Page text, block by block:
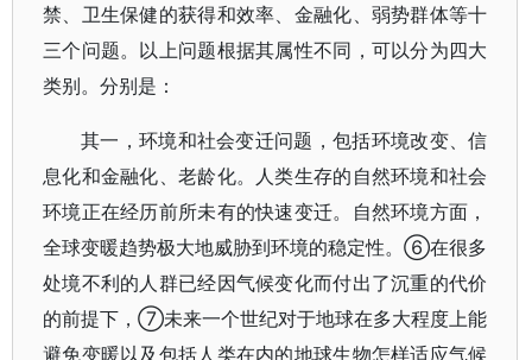
禁、卫生保健的获得和效率、金融化、弱势群体等十
三个问题。以上问题根据其属性不同，可以分为四大
类别。分别是：
其一，环境和社会变迁问题，包括环境改变、信
息化和金融化、老龄化。人类生存的自然环境和社会
环境正在经历前所未有的快速变迁。自然环境方面，
全球变暖趋势极大地威胁到环境的稳定性。⑥在很多
处境不利的人群已经因气候变化而付出了沉重的代价
的前提下，⑦未来一个世纪对于地球在多大程度上能
避免变暖以及包括人类在内的地球生物怎样适应气候